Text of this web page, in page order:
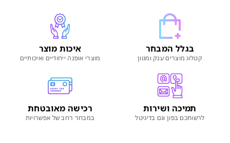
בגלל המבחר
קטלוג מוצרים ענק ומגוון
איכות מוצר
מוצרי אופנה ייחודיים ואיכותיים
תמיכה ושירות
לרשותכם בפון וגם בדיגיטל
רכישה מאובטחת
במבחר רחב של אפשרויות